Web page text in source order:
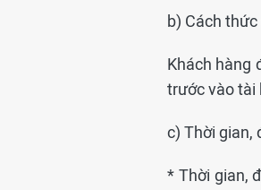
b) Cách
Khách hàng
trước vào tài
c) Thời gian,
* Thời gian,